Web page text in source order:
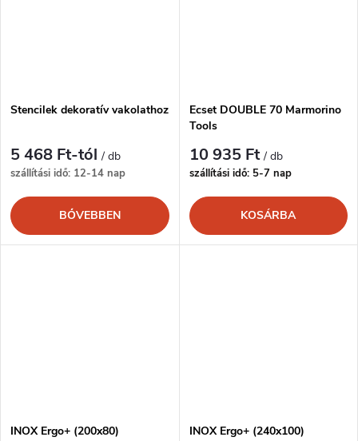
Stencilek dekoratív vakolathoz
5 468 Ft-tól/ db
szállítási idő: 12-14 nap
BŐVEBBEN
Ecset DOUBLE 70 Marmorino
Tools
10 935 Ft/ db
szállítási idő: 5-7 nap
KOSÁRBA
INOX Ergo+ (200x80) INOX Ergo+ (240x100)